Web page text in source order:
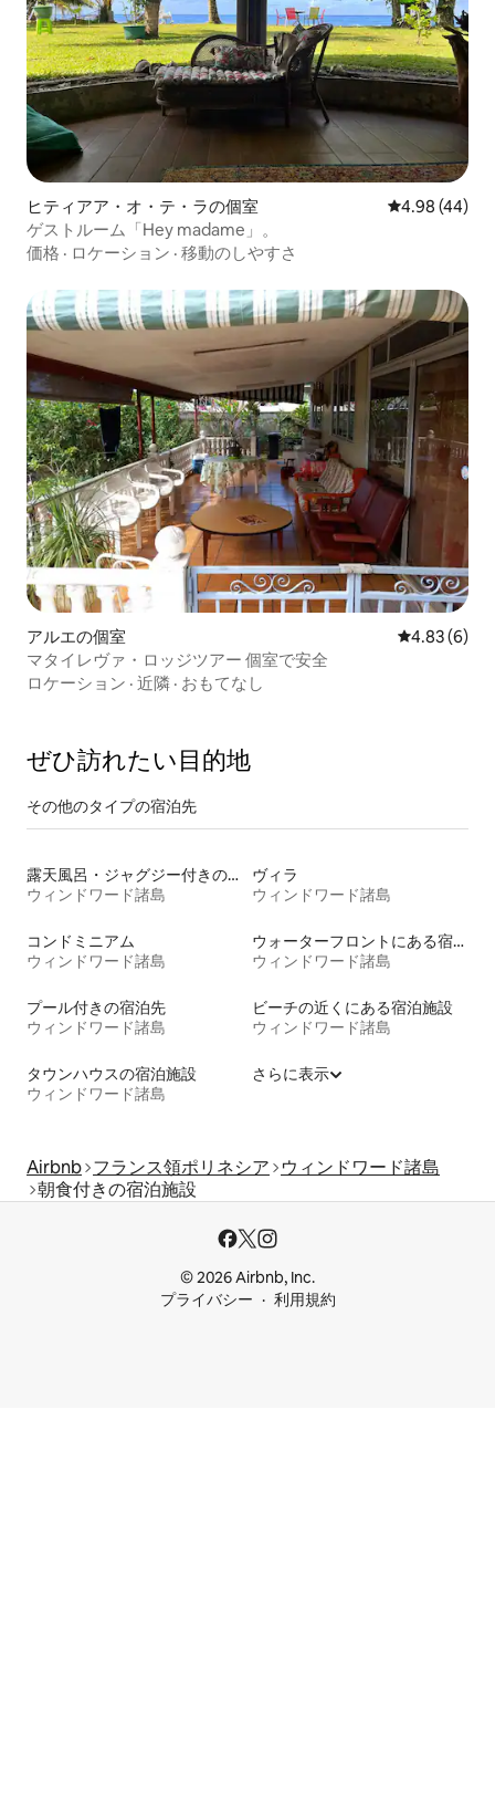
ヒティアア・オ・テ・ラの個室 レビュー44
4.98 (44)
ゲストルーム「Hey madame」。
価格 · ロケーション · 移動のしやすさ
アルエの個室 レビュー6
4.83 (6)
マタイレヴァ・ロッジツアー 個室で安全
ロケーション · 近隣 · おもてなし
ぜひ訪⁠れ⁠た⁠い目⁠的⁠地
その他のタ⁠イ⁠プ⁠の宿⁠泊⁠先
露天風呂・ジャグジー付きの宿泊施設
ウィンドワード諸島
ヴィラ
ウィンドワード諸島
コンドミニアム
ウィンドワード諸島
ウォーターフロントにある宿泊施設
ウィンドワード諸島
プール付きの宿泊先
ウィンドワード諸島
ビーチの近くにある宿泊施設
ウィンドワード諸島
タウンハウスの宿泊施設
ウィンドワード諸島
さらに表示
Airbnb フランス領ポリネシア
ウィンドワード諸島
朝食付きの宿泊施設
© 2026 Airbnb, Inc.
プライバシー
利用規約